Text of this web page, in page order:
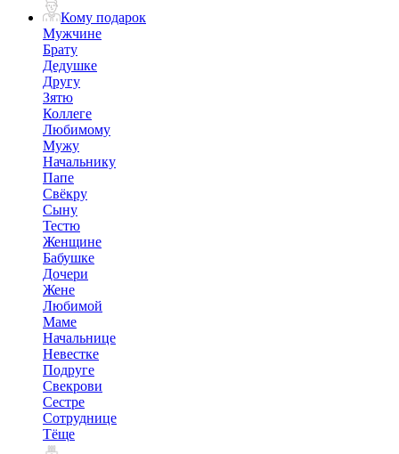
Кому подарок
Мужчине
Брату
Дедушке
Другу
Зятю
Коллеге
Любимому
Мужу
Начальнику
Папе
Свёкру
Сыну
Тестю
Женщине
Бабушке
Дочери
Жене
Любимой
Маме
Начальнице
Невестке
Подруге
Свекрови
Сестре
Сотруднице
Тёще